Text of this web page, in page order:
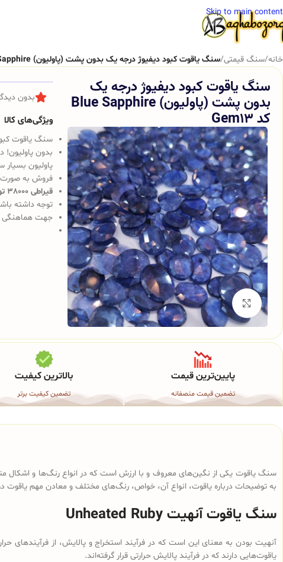
Skip to main content
خانه/سنگ قیمتی/سنگ یاقوت کبود دیفیوژ درجه یک بدون پشت (پاولیون) Blue Sapphire کد Gem13
سنگ یاقوت کبود دیفیوژ درجه یک
بدون پشت (پاولیون) Blue Sapphire
کد Gem13
برای بزرگنمایی کلیک کنید
بدون
ویژگی‌های کالا
سنگ یاقوت
بدون پاوليون!
پاوليون
فروش به
قیراطی 38000 تومان
توجه داشته
جهت هماهنگی
پایین‌ترین قیمت
تضمین قیمت منصفانه
بالاترین کیفیت
تضمین کیفیت برتر
سنگ یاقوت یکی از نگین‌های معروف و با ارزش است که در انواع رنگ‌ها و اشکال
به توضیحات درباره یاقوت، انواع آن، خواص، رنگ‌های مختلف و معادن مهم یاقوت
سنگ یاقوت آنهیت Unheated Ruby
آنهیت بودن به معنای این است که در فرآیند استخراج و پالایش، از فرآیندهای
یاقوت‌هایی دارند که در فرآیند پالایش حرارتی قرار گرفته‌اند.